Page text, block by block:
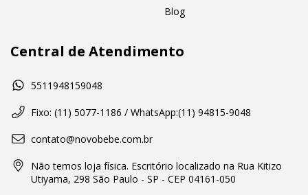
Blog
Central de Atendimento
5511948159048
Fixo: (11) 5077-1186 / WhatsApp:(11) 94815-9048
contato@novobebe.com.br
Não temos loja física. Escritório localizado na Rua Kitizo
Utiyama, 298 São Paulo - SP - CEP 04161-050